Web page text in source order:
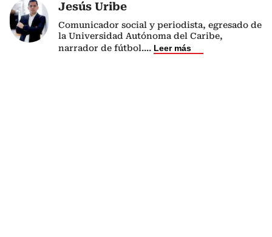
Jesús Uribe
Comunicador social y periodista, egresado de
la Universidad Autónoma del Caribe,
narrador de fútbol.... Leer más